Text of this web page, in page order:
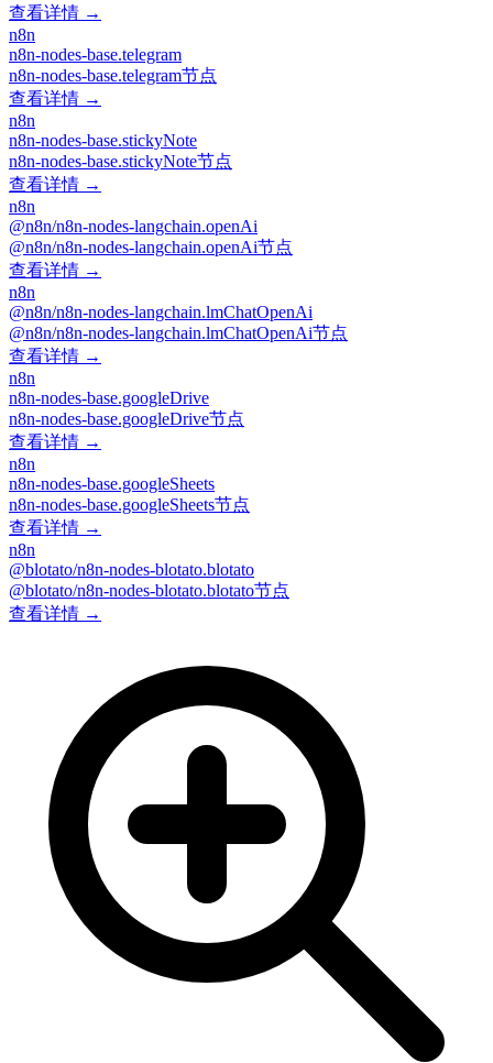
查看详情 →
n8n
n8n-nodes-base.telegram
n8n-nodes-base.telegram节点
查看详情 →
n8n
n8n-nodes-base.stickyNote
n8n-nodes-base.stickyNote节点
查看详情 →
n8n
@n8n/n8n-nodes-langchain.openAi
@n8n/n8n-nodes-langchain.openAi节点
查看详情 →
n8n
@n8n/n8n-nodes-langchain.lmChatOpenAi
@n8n/n8n-nodes-langchain.lmChatOpenAi节点
查看详情 →
n8n
n8n-nodes-base.googleDrive
n8n-nodes-base.googleDrive节点
查看详情 →
n8n
n8n-nodes-base.googleSheets
n8n-nodes-base.googleSheets节点
查看详情 →
n8n
@blotato/n8n-nodes-blotato.blotato
@blotato/n8n-nodes-blotato.blotato节点
查看详情 →